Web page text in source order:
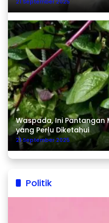
Waspada, Ini Pantangan
yang Perlu Diketahui
21 September 2025
Politik